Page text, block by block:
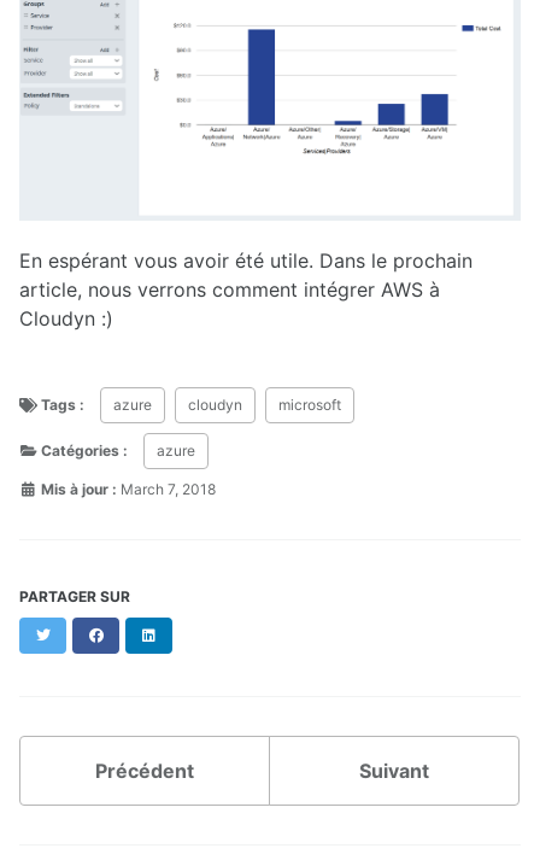
En espérant vous avoir été utile. Dans le prochain
article, nous verrons comment intégrer AWS à
Cloudyn :)
Tags : azure cloudyn microsoft
Catégories : azure
Mis à jour : March 7, 2018
PARTAGER SUR
Twitter Facebook
Précédent Suivant